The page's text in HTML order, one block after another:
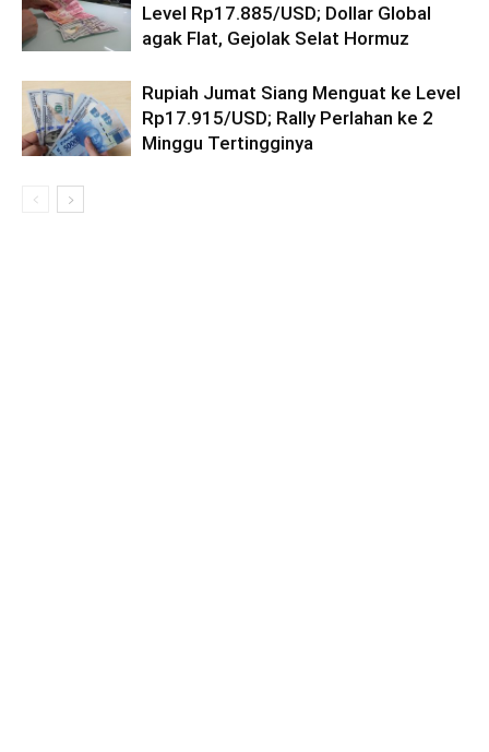
Level Rp17.885/USD; Dollar Global
agak Flat, Gejolak Selat Hormuz
Rupiah Jumat Siang Menguat ke Level
Rp17.915/USD; Rally Perlahan ke 2
Minggu Tertingginya